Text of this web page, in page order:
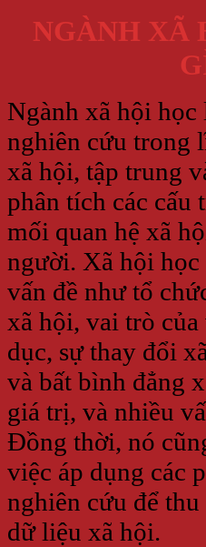
NGÀNH XÃ
Ngành xã hội học
nghiên cứu trong
xã hội, tập trung
phân tích các cấu
mối quan hệ xã
người. Xã hội học
vấn đề như tổ
xã hội, vai trò của
dục, sự thay đổi
và bất bình đẳng
giá trị, và nhiều
Đồng thời, nó
việc áp dụng các
nghiên cứu để
dữ liệu xã hội.